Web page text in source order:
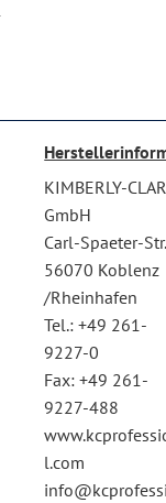
KIMBERLY-
GmbH
Carl-Spaeter-
56070 Koblenz
/Rheinhafen
Tel.: +49 261-
9227-0
Fax: +49 261-
9227-488
l.com